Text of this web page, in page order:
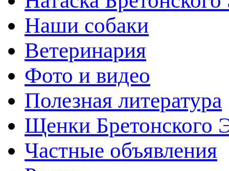
Наши собаки
Ветеринария
Фото и видео
Полезная литература
Щенки Бретонского
Частные объявления